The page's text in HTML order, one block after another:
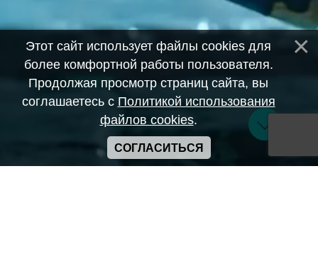
Этот сайт использует файлы cookies для
более комфортной работы пользователя.
Продолжая просмотр страниц сайта, вы
соглашаетесь с Политикой использования
файлов cookies.
СОГЛАСИТЬСЯ